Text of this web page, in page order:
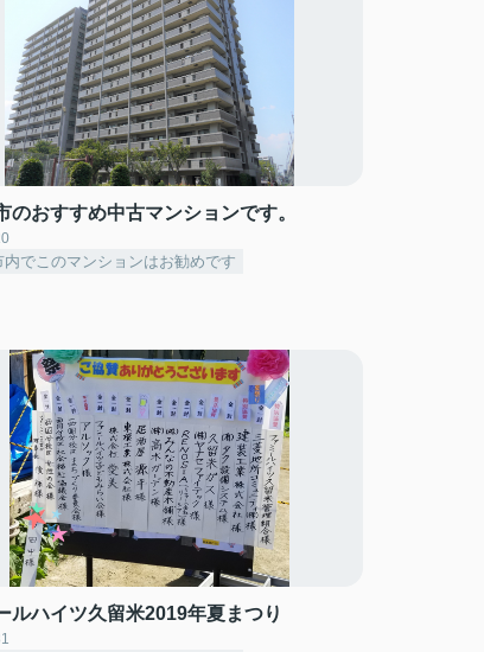
のおすすめ中古マンションです。
内でこのマンションはお勧めです
ルハイツ久留米2019年夏まつり